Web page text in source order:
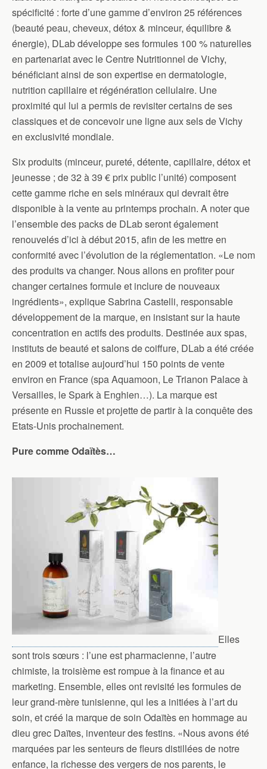
spécificité : forte d’une gamme d’environ 25 références
(beauté peau, cheveux, détox & minceur, équilibre &
énergie), DLab développe ses formules 100 % naturelles
en partenariat avec le Centre Nutritionnel de Vichy,
bénéficiant ainsi de son expertise en dermatologie,
nutrition capillaire et régénération cellulaire. Une
proximité qui lui a permis de revisiter certains de ses
classiques et de concevoir une ligne aux sels de Vichy
en exclusivité mondiale.
Six produits (minceur, pureté, détente, capillaire, détox et
jeunesse ; de 32 à 39 € prix public l’unité) composent
cette gamme riche en sels minéraux qui devrait être
disponible à la vente au printemps prochain. A noter que
l’ensemble des packs de DLab seront également
renouvelés d’ici à début 2015, afin de les mettre en
conformité avec l’évolution de la réglementation. «Le nom
des produits va changer. Nous allons en profiter pour
changer certaines formule et inclure de nouveaux
ingrédients», explique Sabrina Castelli, responsable
développement de la marque, en insistant sur la haute
concentration en actifs des produits. Destinée aux spas,
instituts de beauté et salons de coiffure, DLab a été créée
en 2009 et totalise aujourd’hui 150 points de vente
environ en France (spa Aquamoon, Le Trianon Palace à
Versailles, le Spark à Enghien…). La marque est
présente en Russie et projette de partir à la conquête des
Etats-Unis prochainement.
Pure comme Odaïtès…
Elles
sont trois sœurs : l’une est pharmacienne, l’autre
chimiste, la troisième est rompue à la finance et au
marketing. Ensemble, elles ont revisité les formules de
leur grand-mère tunisienne, qui les a initiées à l’art du
soin, et créé la marque de soin Odaïtès en hommage au
dieu grec Daïtes, inventeur des festins. «Nous avons été
marquées par les senteurs de fleurs distillées de notre
enfance, la richesse des vergers de nos parents, le